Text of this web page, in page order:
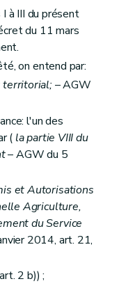
à III du présent
du 11 mars
on entend par:
territorial;– AGW
l'un des
( la partie VIII du
– AGW du 5
et Autorisations
Agriculture,
du Service
2014, art. 21,
2 b)) ;